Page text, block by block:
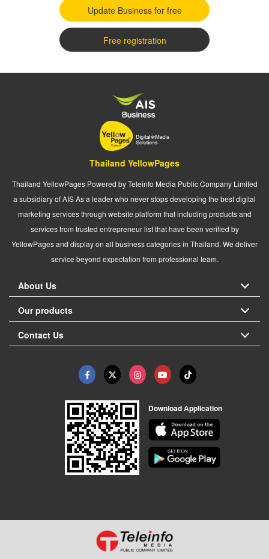
Update Business for free
Free registration
Thailand YellowPages
Thailand YellowPages Powered by Teleinfo Media Public Company Limited
a subsidiary of AIS As a leader who never stops developing the best digital
marketing services through website platform that including products and
services from trusted entrepreneur list that have been verified by
YellowPages and display on all business categories in Thailand. We deliver
service beyond expectation from professional team.
About Us
Our products
Contact Us
Download Application